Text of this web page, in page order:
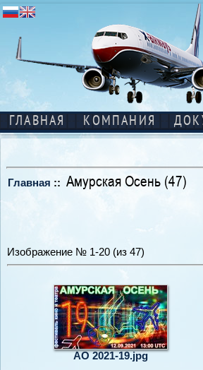
ГЛАВНАЯ КОМПАНИЯ
Главная :: Амурская Осень (47)
Изображение № 1-20 (из 47)
AO 2021-19.jpg